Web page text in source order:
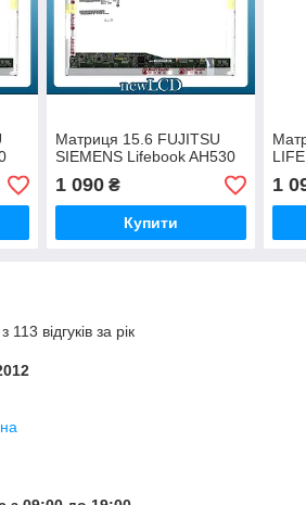
Матриця 15.6 FUJITSU
SIEMENS Lifebook AH530
1 090₴
Купити
1
відгуків за рік